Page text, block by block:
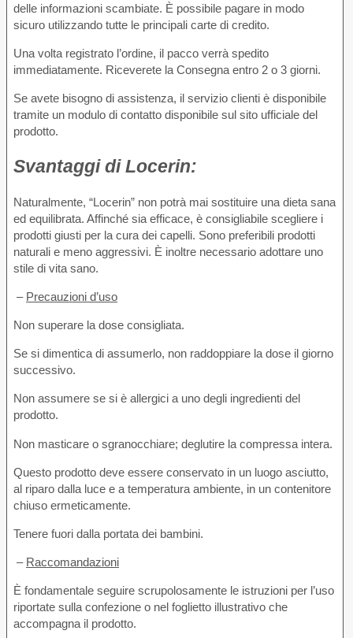
delle informazioni scambiate. È possibile pagare in modo
sicuro utilizzando tutte le principali carte di credito.
Una volta registrato l’ordine, il pacco verrà spedito
immediatamente. Riceverete la Consegna entro 2 o 3 giorni.
Se avete bisogno di assistenza, il servizio clienti è disponibile
tramite un modulo di contatto disponibile sul sito ufficiale del
prodotto.
Svantaggi diLocerin:
Naturalmente, “Locerin” non potrà mai sostituire una dieta sana
ed equilibrata. Affinché sia efficace, è consigliabile scegliere i
prodotti giusti per la cura dei capelli. Sono preferibili prodotti
naturali e meno aggressivi. È inoltre necessario adottare uno
stile di vita sano.
– Precauzioni d’uso
Non superare la dose consigliata.
Se si dimentica di assumerlo, non raddoppiare la dose il giorno
successivo.
Non assumere se si è allergici a uno degli ingredienti del
prodotto.
Non masticare o sgranocchiare; deglutire la compressa intera.
Questo prodotto deve essere conservato in un luogo asciutto,
al riparo dalla luce e a temperatura ambiente, in un contenitore
chiuso ermeticamente.
Tenere fuori dalla portata dei bambini.
– Raccomandazioni
È fondamentale seguire scrupolosamente le istruzioni per l’uso
riportate sulla confezione o nel foglietto illustrativo che
accompagna il prodotto.